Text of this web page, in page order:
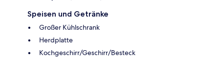
Speisen und Getränke
Großer Kühlschrank
Herdplatte
Kochgeschirr/Geschirr/Besteck